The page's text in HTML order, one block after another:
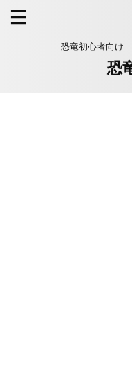
恐竜初心者向け
恐